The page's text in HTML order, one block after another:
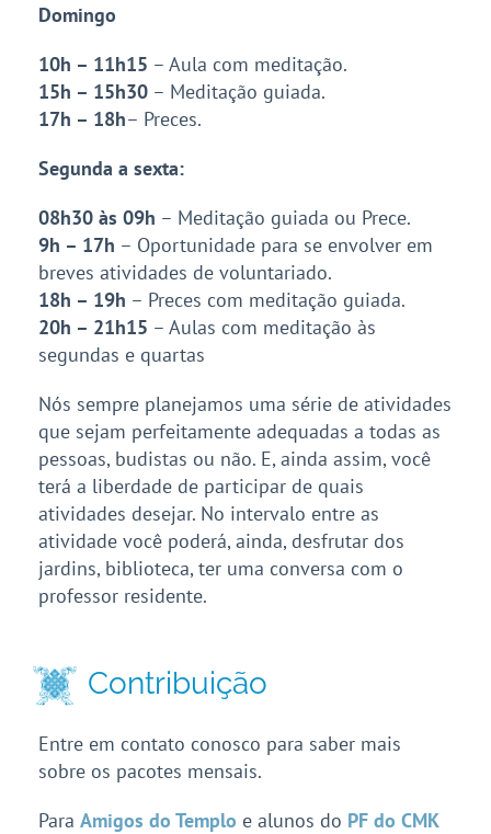
Domingo
10h – 11h15 – Aula com meditação.
15h – 15h30– Meditação guiada.
17h – 18h– Preces.
Segunda a sexta:
08h30 às 09h – Meditação guiada ou Prece.
9h – 17h – Oportunidade para se envolver em
breves atividades de voluntariado.
18h – 19h – Preces com meditação guiada.
20h – 21h15 – Aulas com meditação às
segundas e quartas
Nós sempre planejamos uma série de atividades
que sejam perfeitamente adequadas a todas as
pessoas, budistas ou não. E, ainda assim, você
terá a liberdade de participar de quais
atividades desejar. No intervalo entre as
atividade você poderá, ainda, desfrutar dos
jardins, biblioteca, ter uma conversa com o
professor residente.
Contribuição
Entre em contato conosco para saber mais
sobre os pacotes mensais.
Para Amigos do Templo e alunos do PF do CMK